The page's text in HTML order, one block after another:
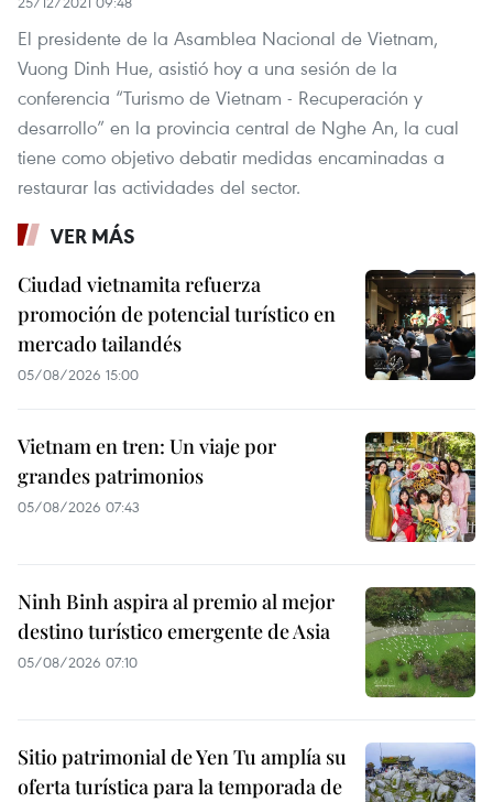
El presidente de la Asamblea Nacional de Vietnam,
Vuong Dinh Hue, asistió hoy a una sesión de la
conferencia “Turismo de Vietnam - Recuperación y
desarrollo” en la provincia central de Nghe An, la cual
tiene como objetivo debatir medidas encaminadas a
restaurar las actividades del sector.
VER MÁS
Ciudad vietnamita refuerza
promoción de potencial turístico en
mercado tailandés
05/08/2026 15:00
Vietnam en tren: Un viaje por
grandes patrimonios
05/08/2026 07:43
Ninh Binh aspira al premio al mejor
destino turístico emergente de Asia
05/08/2026 07:10
Sitio patrimonial de Yen Tu amplía su
oferta turística para la temporada de